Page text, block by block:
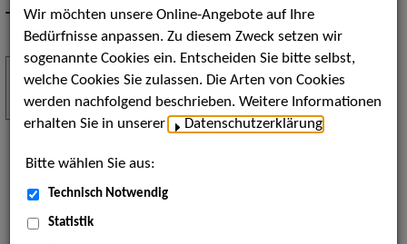
Termine
Stuttgart Street Art
Kunst, Live-Acts und Aktionen für Kinder und
Familien. Die Stuttgart Street Art verwandelt den
eine große Open-Air-Bühne voller Akrobatik, Tanz,
Musik und beeindruckender Live-Performances.
Mehr
18
JUL
Wir möchten unsere Online-Angebote auf Ihre
Bedürfnisse anpassen. Zu diesem Zweck setzen wir
sogenannte Cookies ein. Entscheiden Sie bitte selbst,
welche Cookies Sie zulassen. Die Arten von Cookies
werden nachfolgend beschrieben. Weitere Informationen
erhalten Sie in unserer
Datenschutzerklärung
Bitte wählen Sie aus:
Technisch Notwendig
Statistik